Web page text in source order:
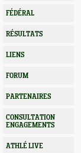
FÉDÉRAL
RÉSULTATS
LIENS
FORUM
PARTENAIRES
CONSULTATION
ENGAGEMENTS
ATHLÉ LIVE